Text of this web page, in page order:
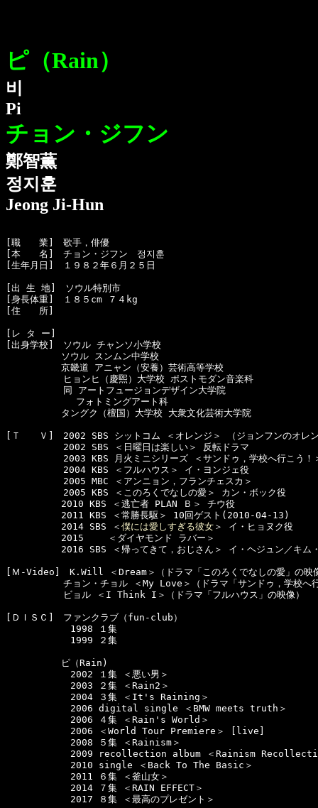
ピ（Rain）
비
Pi
チョン・ジフン
鄭智薫
정지훈
Jeong Ji-Hun
[職　　業]　歌手，俳優
[本　　名]　チョン・ジフン　정지훈
[生年月日]　１９８２年６月２５日
[出 生 地]　ソウル特別市
[身長体重]　１８５cm ７４kg
[住　　所]
[レ タ ー]
[出身学校]　ソウル チャンソ小学校
ソウル スンムン中学校
京畿道 アニャン（安養）芸術高等学校
  　　　　　ヒョンヒ（慶煕）大学校 ポストモダン音楽科
  　　　　　同 アートフュージョンデザイン大学院
フォトミングアート科
タングク（檀国）大学校 大衆文化芸術大学院
[Ｔ　　Ｖ]　2002 SBS シットコム ＜オレンジ＞ （ジョンフンのオレ
  　　　　　2002 SBS ＜日曜日は楽しい＞ 反転ドラマ
　　　　　2003 KBS 月火ミニシリーズ ＜サンドゥ，学校へ行こう！
  　　　　　2004 KBS ＜フルハウス＞ イ・ヨンジェ役
  　　　　　2005 MBC ＜アンニョン，フランチェスカ＞
  　　　　　2005 KBS ＜このろくでなしの愛＞ カン・ボック役
2010 KBS ＜逃亡者 PLAN Ｂ＞ チウ役
2011 KBS ＜常勝長駆＞ 10回ゲスト(2010-04-13)
2014 SBS ＜ 僕には愛しすぎる彼女 ＞ イ・ヒョヌク役
2015 　　＜ダイヤモンド ラバー＞
2016 SBS ＜帰ってきて，おじさん＞ イ・ヘジュン／キム・
[Ｍ-Video]　K.Will ＜Dream＞（ドラマ「このろくでなしの愛」の映
　　　　　チョン・チョル ＜My Love＞（ドラマ「サンドゥ，学校へ
  　　　　　ビョル ＜I Think I＞（ドラマ「フルハウス」の映像）
[ＤＩＳＣ]　ファンクラブ（fun-club）
1998 １集
1999 ２集
ピ（Rain)
2002 １集 ＜悪い男＞
2003 ２集 ＜Rain2＞
2004 ３集 ＜It's Raining＞
2006 digital single ＜BMW meets truth＞
2006 ４集 ＜Rain's World＞
2006 ＜World Tour Premiere＞ [live]
2008 ５集 ＜Rainism＞
2009 recollection album ＜Rainism
2010 single ＜Back To The Basic＞
2011 ６集 ＜釜山女＞
2014 ７集 ＜RAIN EFFECT＞
2017 ８集 ＜最高のプレゼント＞